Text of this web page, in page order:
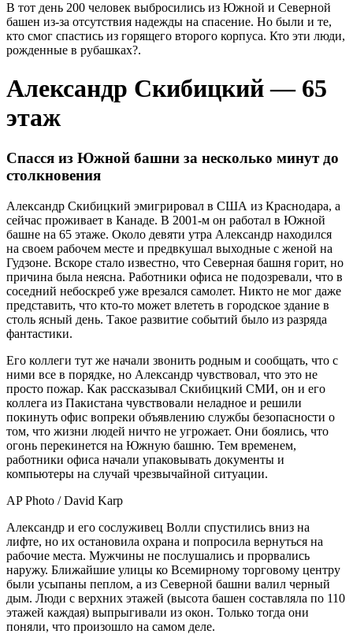
В тот день 200 человек выбросились из Южной и Северной
башен из-за отсутствия надежды на спасение. Но были и те,
кто смог спастись из горящего второго корпуса. Кто эти люди,
рожденные в рубашках?.
Александр Скибицкий — 65
этаж
Спасся из Южной башни за несколько минут до
столкновения
Александр Скибицкий эмигрировал в США из Краснодара, а
сейчас проживает в Канаде. В 2001-м он работал в Южной
башне на 65 этаже. Около девяти утра Александр находился
на своем рабочем месте и предвкушал выходные с женой на
Гудзоне. Вскоре стало известно, что Северная башня горит, но
причина была неясна. Работники офиса не подозревали, что в
соседний небоскреб уже врезался самолет. Никто не мог даже
представить, что кто-то может влететь в городское здание в
столь ясный день. Такое развитие событий было из разряда
фантастики.
Его коллеги тут же начали звонить родным и сообщать, что с
ними все в порядке, но Александр чувствовал, что это не
просто пожар. Как рассказывал Скибицкий СМИ, он и его
коллега из Пакистана чувствовали неладное и решили
покинуть офис вопреки объявлению службы безопасности о
том, что жизни людей ничто не угрожает. Они боялись, что
огонь перекинется на Южную башню. Тем временем,
работники офиса начали упаковывать документы и
компьютеры на случай чрезвычайной ситуации.
AP Photo / David Karp
Александр и его сослуживец Волли спустились вниз на
лифте, но их остановила охрана и попросила вернуться на
рабочие места. Мужчины не послушались и прорвались
наружу. Ближайшие улицы ко Всемирному торговому центру
были усыпаны пеплом, а из Северной башни валил черный
дым. Люди с верхних этажей (высота башен составляла по 110
этажей каждая) выпрыгивали из окон. Только тогда они
поняли, что произошло на самом деле.